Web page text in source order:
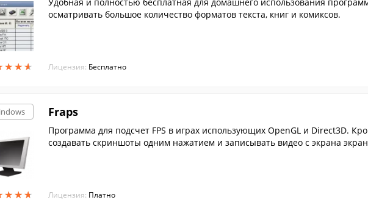
★★★
★★★
осматривать большое количество форматов текста, книг и комиксов.
Лицензия: Бесплатно
★★★
★★★
Fraps
Программа для подсчет FPS в играх использующих OpenGL и Direct3D.
создавать скриншоты одним нажатием и записывать видео с экрана
Лицензия: Платно